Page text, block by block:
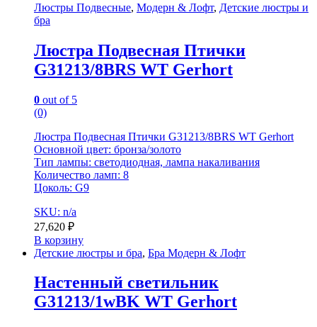
Люстры Подвесные, Модерн & Лофт, Детские люстры и
бра
Люстра Подвесная Птички
G31213/8BRS WT Gerhort
0 out of 5
(0)
Люстра Подвесная Птички G31213/8BRS WT Gerhort
Основной цвет: бронза/золото
Тип лампы: светодиодная, лампа накаливания
Количество ламп: 8
Цоколь: G9
SKU: n/a
27,620 ₽
В корзину
Детские люстры и бра, Бра Модерн & Лофт
Настенный светильник
G31213/1wBK WT Gerhort